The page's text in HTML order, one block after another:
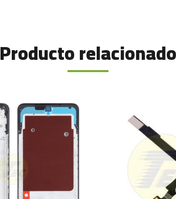
Producto relacionado